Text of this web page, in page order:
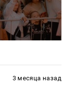
3 месяца назад